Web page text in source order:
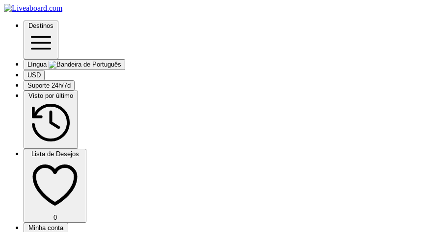
Destinos
Língua
USD
Suporte 24h/7d
Visto por último
Lista de Desejos
0
Minha conta